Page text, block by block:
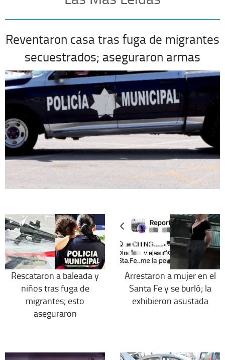
Reventaron casa tras fuga de migrantes
secuestrados; aseguraron armas
Rescataron a baleada y
niños tras fuga de
migrantes; esto
aseguraron
Arrestaron a mujer en el
Santa Fe y se burló; la
exhibieron asustada